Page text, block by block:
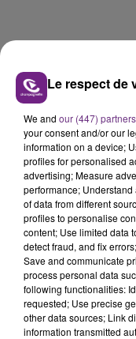
Le respect de
We and our (447) partners
your consent and/or our
information on a device;
profiles for personalised
advertising; Measure
performance;
of data from different
profiles to personalise
content; Use limited data
detect fraud, and fix
Save and communicate
process personal data
following functionalities:
requested; Use precise
other data sources; Link
information transmitted